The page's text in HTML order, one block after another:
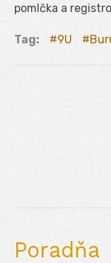
pomlčka a
Tag: 9U
Poradňa